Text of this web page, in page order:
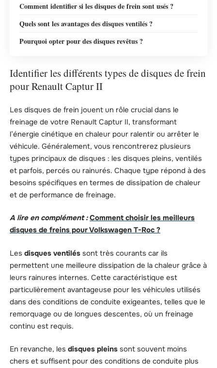
Comment identifier si les disques de frein sont usés ?
Quels sont les avantages des disques ventilés ?
Pourquoi opter pour des disques revêtus ?
Identifier les différents types de disques de frein
pour Renault Captur II
Les disques de frein jouent un rôle crucial dans le
freinage de votre Renault Captur II, transformant
l’énergie cinétique en chaleur pour ralentir ou arrêter le
véhicule. Généralement, vous rencontrerez plusieurs
types principaux de disques : les disques pleins, ventilés
et parfois, percés ou rainurés. Chaque type répond à des
besoins spécifiques en termes de dissipation de chaleur
et de performance de freinage.
A lire en complément : Comment choisir les meilleurs
disques de freins pour Volkswagen T-Roc ?
Les disques ventilés sont très courants car ils
permettent une meilleure dissipation de la chaleur grâce à
leurs rainures internes. Cette caractéristique est
particulièrement avantageuse pour les véhicules utilisés
dans des conditions de conduite exigeantes, telles que le
remorquage ou de longues descentes, où un freinage
continu est requis.
En revanche, les disques pleins sont souvent moins
chers et suffisent pour des conditions de conduite plus